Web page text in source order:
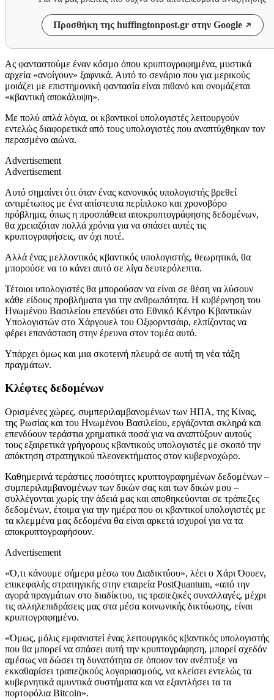
Προσθήκη της huffingtonpost.gr στην Google
Ας φανταστούμε έναν κόσμο όπου κρυπτογραφημένα, μυστικά
αρχεία «ανοίγουν» ξαφνικά. Αυτό το σενάριο που για μερικούς
μοιάζει με επιστημονική φαντασία είναι πιθανό και ονομάζεται
«κβαντική αποκάλυψη».
Με πολύ απλά λόγια, οι κβαντικοί υπολογιστές λειτουργούν
εντελώς διαφορετικά από τους υπολογιστές που αναπτύχθηκαν τον
περασμένο αιώνα.
Advertisement
Advertisement
Αυτό σημαίνει ότι όταν ένας κανονικός υπολογιστής βρεθεί
αντιμέτωπος με ένα απίστευτα περίπλοκο και χρονοβόρο
πρόβλημα, όπως η προσπάθεια αποκρυπτογράφησης δεδομένων,
θα χρειαζόταν πολλά χρόνια για να σπάσει αυτές τις
κρυπτογραφήσεις, αν όχι ποτέ.
Αλλά ένας μελλοντικός κβαντικός υπολογιστής, θεωρητικά, θα
μπορούσε να το κάνει αυτό σε λίγα δευτερόλεπτα.
Τέτοιοι υπολογιστές θα μπορούσαν να είναι σε θέση να λύσουν
κάθε είδους προβλήματα για την ανθρωπότητα. Η κυβέρνηση του
Ηνωμένου Βασιλείου επενδύει στο Εθνικό Κέντρο Κβαντικών
Υπολογιστών στο Χάργουελ του Οξφορντσάιρ, ελπίζοντας να
φέρει επανάσταση στην έρευνα στον τομέα αυτό.
Υπάρχει όμως και μια σκοτεινή πλευρά σε αυτή τη νέα τάξη
πραγμάτων.
Κλέφτες δεδομένων
Ορισμένες χώρες, συμπεριλαμβανομένων των ΗΠΑ, της Κίνας,
της Ρωσίας και του Ηνωμένου Βασιλείου, εργάζονται σκληρά και
επενδύουν τεράστια χρηματικά ποσά για να αναπτύξουν αυτούς
τους εξαιρετικά γρήγορους κβαντικούς υπολογιστές με σκοπό την
απόκτηση στρατηγικού πλεονεκτήματος στον κυβερνοχώρο.
Καθημερινά τεράστιες ποσότητες κρυπτογραφημένων δεδομένων –
συμπεριλαμβανομένων των δικών σας και των δικών μου –
συλλέγονται χωρίς την άδειά μας και αποθηκεύονται σε τράπεζες
δεδομένων, έτοιμα για την ημέρα που οι κβαντικοί υπολογιστές με
τα κλεμμένα μας δεδομένα θα είναι αρκετά ισχυροί για να τα
αποκρυπτογραφήσουν.
Advertisement
«Ό,τι κάνουμε σήμερα μέσω του Διαδικτύου», λέει ο Χάρι Όουεν,
επικεφαλής στρατηγικής στην εταιρεία PostQuantum, «από την
αγορά πραγμάτων στο διαδίκτυο, τις τραπεζικές συναλλαγές, μέχρι
τις αλληλεπιδράσεις μας στα μέσα κοινωνικής δικτύωσης, είναι
κρυπτογραφημένο.
«Όμως, μόλις εμφανιστεί ένας λειτουργικός κβαντικός υπολογιστής
που θα μπορεί να σπάσει αυτή την κρυπτογράφηση, μπορεί σχεδόν
αμέσως να δώσει τη δυνατότητα σε όποιον τον ανέπτυξε να
εκκαθαρίσει τραπεζικούς λογαριασμούς, να κλείσει εντελώς τα
κυβερνητικά αμυντικά συστήματα και να εξαντλήσει τα τα
πορτοφόλια Bitcoin».